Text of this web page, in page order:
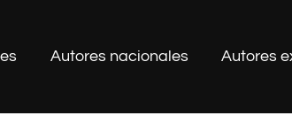
Autores nacionales Autores